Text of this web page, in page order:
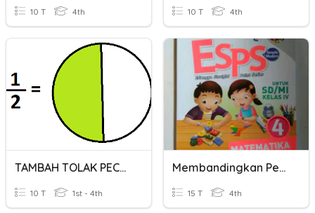
10 T 4th 10 T 4th
TAMBAH TOLAK PECAHAN PENYEBUT SAMA
10 T 1st - 4th
Membandingkan Pecahan
15 T 4th